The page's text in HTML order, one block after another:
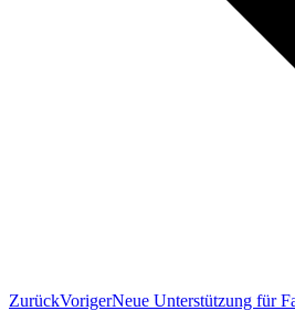
ZurückVorigerNeue Unterstützung für